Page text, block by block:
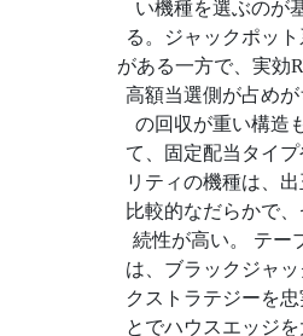
い機種を選ぶのが
る。ジャックポッ
がある一方で、実効
高額当選側が占め
の回収が重い構造
て、固定配当タイ
リティの機種は、
比較的なだらかで
続性が高い。 テー
は、ブラックジャ
クストラテジーを
とでハウスエッジ